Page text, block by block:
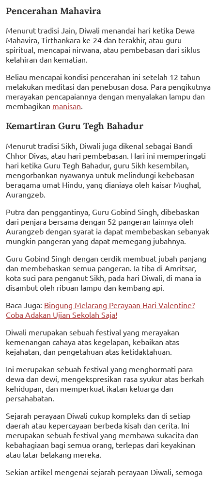
Pencerahan Mahavira
Menurut tradisi Jain, Diwali menandai hari ketika Dewa
Mahavira, Tirthankara ke-24 dan terakhir, atau guru
spiritual, mencapai nirwana, atau pembebasan dari siklus
kelahiran dan kematian.
Beliau mencapai kondisi pencerahan ini setelah 12 tahun
melakukan meditasi dan penebusan dosa. Para pengikutnya
merayakan pencapaiannya dengan menyalakan lampu dan
membagikan manisan.
Kemartiran Guru Tegh Bahadur
Menurut tradisi Sikh, Diwali juga dikenal sebagai Bandi
Chhor Divas, atau hari pembebasan. Hari ini memperingati
hari ketika Guru Tegh Bahadur, guru Sikh kesembilan,
mengorbankan nyawanya untuk melindungi kebebasan
beragama umat Hindu, yang dianiaya oleh kaisar Mughal,
Aurangzeb.
Putra dan penggantinya, Guru Gobind Singh, dibebaskan
dari penjara bersama dengan 52 pangeran lainnya oleh
Aurangzeb dengan syarat ia dapat membebaskan sebanyak
mungkin pangeran yang dapat memegang jubahnya.
Guru Gobind Singh dengan cerdik membuat jubah panjang
dan membebaskan semua pangeran. Ia tiba di Amritsar,
kota suci para penganut Sikh, pada hari Diwali, di mana ia
disambut oleh ribuan lampu dan kembang api.
Baca Juga: Bingung Melarang Perayaan Hari Valentine?
Coba Adakan Ujian Sekolah Saja!
Diwali merupakan sebuah festival yang merayakan
kemenangan cahaya atas kegelapan, kebaikan atas
kejahatan, dan pengetahuan atas ketidaktahuan.
Ini merupakan sebuah festival yang menghormati para
dewa dan dewi, mengekspresikan rasa syukur atas berkah
kehidupan, dan memperkuat ikatan keluarga dan
persahabatan.
Sejarah perayaan Diwali cukup kompleks dan di setiap
daerah atau kepercayaan berbeda kisah dan cerita. Ini
merupakan sebuah festival yang membawa sukacita dan
kebahagiaan bagi semua orang, terlepas dari keyakinan
atau latar belakang mereka.
Sekian artikel mengenai sejarah perayaan Diwali, semoga